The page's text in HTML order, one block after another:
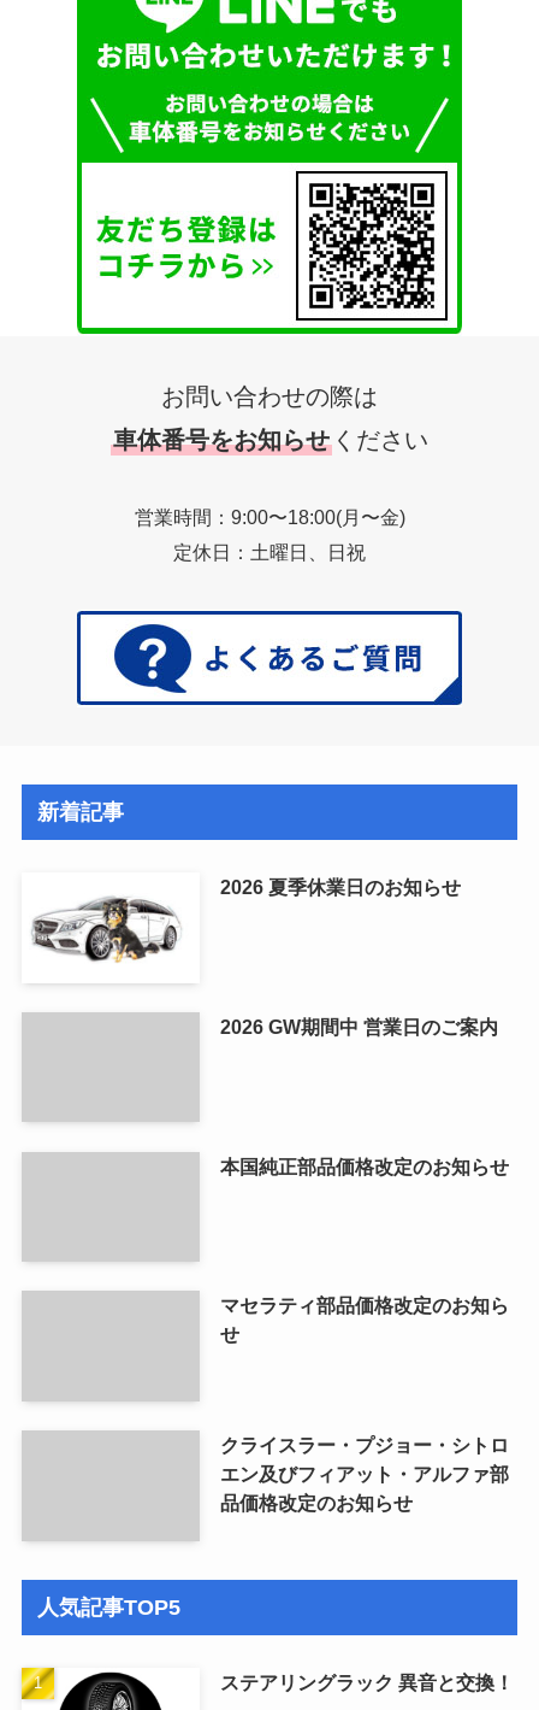
お問い合わせの際は
車体番号をお知らせ ください
営業時間：9:00〜18:00(月〜金)
定休日：土曜日、日祝
新着記事
2026 夏季休業日のお知らせ
2026 GW期間中 営業日のご案内
本国純正部品価格改定のお知らせ
マセラティ部品価格改定のお知ら
せ
クライスラー・プジョー・シトロ
エン及びフィアット・アルファ部
品価格改定のお知らせ
人気記事TOP5
ステアリングラック 異音と交換！